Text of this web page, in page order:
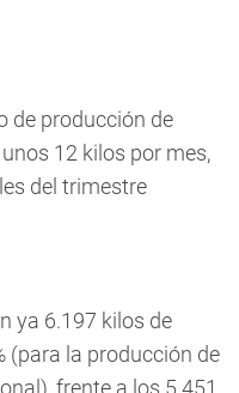
de producción de
12 kilos por mes,
del trimestre
ya 6.197 kilos de
(para la producción de
frente a los 5.451